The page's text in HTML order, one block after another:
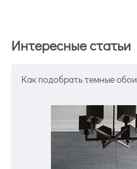
Интересные статьи
Как подобрать темные